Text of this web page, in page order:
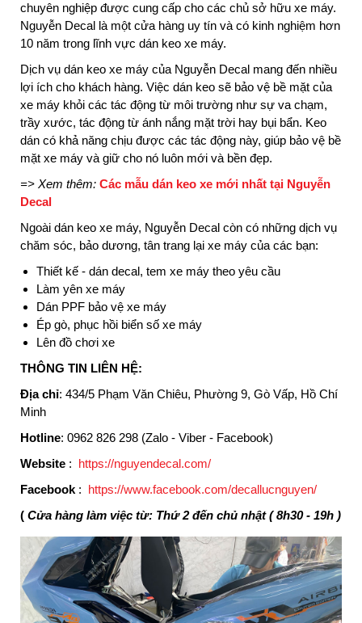
chuyên nghiệp được cung cấp cho các chủ sở hữu xe máy.
Nguyễn Decal là một cửa hàng uy tín và có kinh nghiệm hơn
10 năm trong lĩnh vực dán keo xe máy.
Dịch vụ dán keo xe máy của Nguyễn Decal mang đến nhiều
lợi ích cho khách hàng. Việc dán keo sẽ bảo vệ bề mặt của
xe máy khỏi các tác động từ môi trường như sự va chạm,
trầy xước, tác động từ ánh nắng mặt trời hay bụi bẩn. Keo
dán có khả năng chịu được các tác động này, giúp bảo vệ bề
mặt xe máy và giữ cho nó luôn mới và bền đẹp.
=> Xem thêm: Các mẫu dán keo xe mới nhất tại Nguyễn
Decal
Ngoài dán keo xe máy, Nguyễn Decal còn có những dịch vụ
chăm sóc, bảo dương, tân trang lại xe máy của các bạn:
Thiết kế - dán decal, tem xe máy theo yêu cầu
Làm yên xe máy
Dán PPF bảo vệ xe máy
Ép gò, phục hồi biển số xe máy
Lên đồ chơi xe
THÔNG TIN LIÊN HỆ:
Địa chỉ: 434/5 Phạm Văn Chiêu, Phường 9, Gò Vấp, Hồ Chí
Minh
Hotline: 0962 826 298 (Zalo - Viber - Facebook)
Website : https://nguyendecal.com/
Facebook : https://www.facebook.com/decallucnguyen/
( Cửa hàng làm việc từ: Thứ 2 đến chủ nhật ( 8h30 - 19h )